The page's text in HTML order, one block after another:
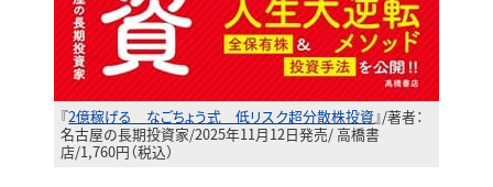
『2億稼げる なごちょう式 低リスク超分散株投資 』/著者：
名古屋の長期投資家/2025年11月12日発売/ 高橋書
店/1,760円（税込）